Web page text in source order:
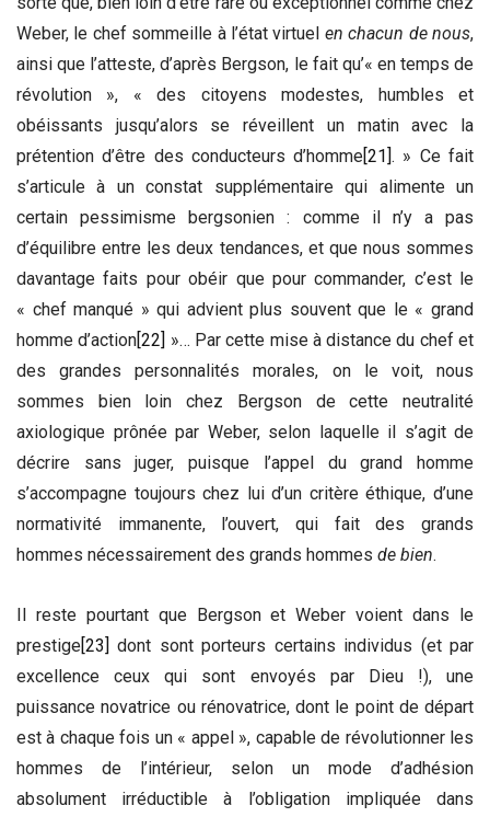
Weber, le chef sommeille à l’état virtuel en chacun de nous,
ainsi que l’atteste, d’après Bergson, le fait qu’« en temps de
révolution », « des citoyens modestes, humbles et
obéissants jusqu’alors se réveillent un matin avec la
prétention d’être des conducteurs d’homme[21]. » Ce fait
s’articule à un constat supplémentaire qui alimente un
certain pessimisme bergsonien : comme il n’y a pas
d’équilibre entre les deux tendances, et que nous sommes
davantage faits pour obéir que pour commander, c’est le
« chef manqué » qui advient plus souvent que le « grand
homme d’action[22] »… Par cette mise à distance du chef et
des grandes personnalités morales, on le voit, nous
sommes bien loin chez Bergson de cette neutralité
axiologique prônée par Weber, selon laquelle il s’agit de
décrire sans juger, puisque l’appel du grand homme
s’accompagne toujours chez lui d’un critère éthique, d’une
normativité immanente, l’ouvert, qui fait des grands
hommes nécessairement des grands hommes de bien.
Il reste pourtant que Bergson et Weber voient dans le
prestige[23] dont sont porteurs certains individus (et par
excellence ceux qui sont envoyés par Dieu !), une
puissance novatrice ou rénovatrice, dont le point de départ
est à chaque fois un « appel », capable de révolutionner les
hommes de l’intérieur, selon un mode d’adhésion
absolument irréductible à l’obligation impliquée dans